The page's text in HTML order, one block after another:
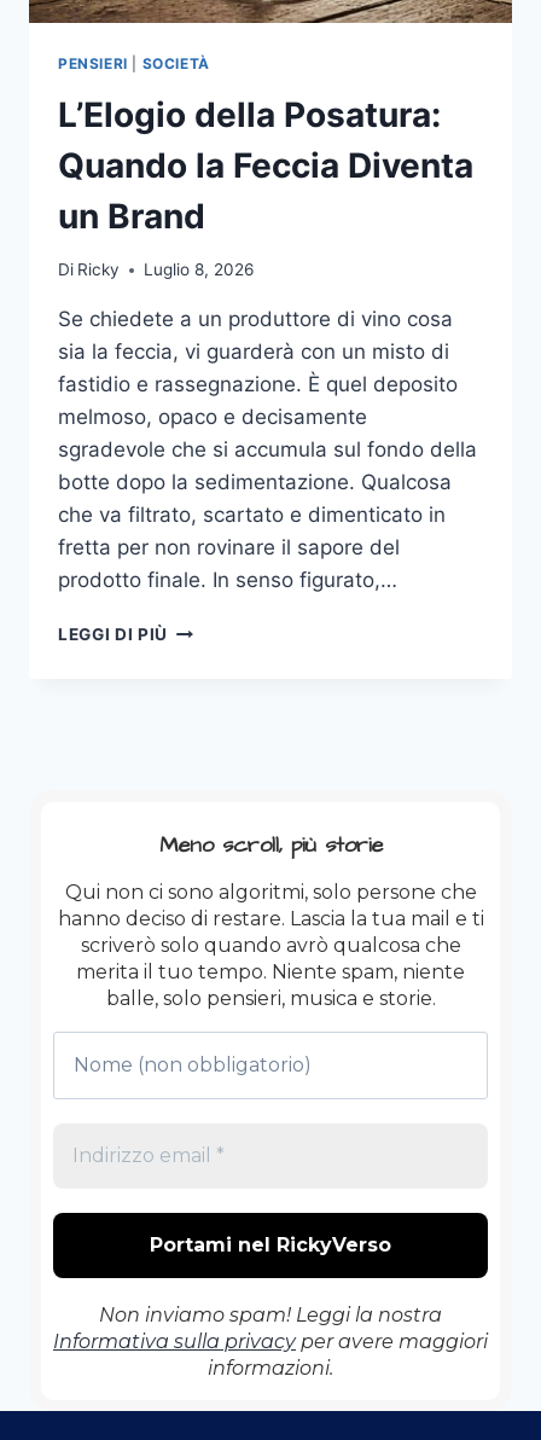
PENSIERI SOCIETÀ
L’Elogio della Posatura:
Quando la Feccia Diventa
un Brand
Di Ricky Luglio 8, 2026
Se chiedete a un produttore di vino cosa
sia la feccia, vi guarderà con un misto di
fastidio e rassegnazione. È quel deposito
melmoso, opaco e decisamente
sgradevole che si accumula sul fondo della
botte dopo la sedimentazione. Qualcosa
che va filtrato, scartato e dimenticato in
fretta per non rovinare il sapore del
prodotto finale. In senso figurato,…
LEGGI DI PIÙ L’ELOGIO
Meno scroll, più storie
Qui non ci sono algoritmi, solo persone che
hanno deciso di restare. Lascia la tua mail e ti
scriverò solo quando avrò qualcosa che
merita il tuo tempo. Niente spam, niente
balle, solo pensieri, musica e storie.
Non inviamo spam! Leggi la nostra
Informativa sulla privacyper avere maggiori
informazioni.